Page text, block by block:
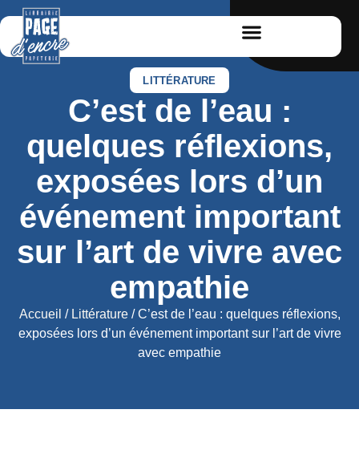
LITTÉRATURE
C’est de l’eau :
quelques réflexions,
exposées lors d’un
événement important
sur l’art de vivre avec
empathie
Accueil / Littérature/ C’est de l’eau : quelques réflexions,
exposées lors d’un événement important sur l’art de vivre
avec empathie